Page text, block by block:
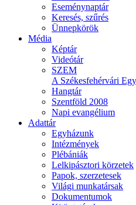
Eseménynaptár
Keresés, szűrés
Ünnepkörök
Média
Képtár
Videótár
SZEM
A Székesfehérvári
Hangtár
Szentföld 2008
Napi evangélium
Adattár
Egyházunk
Intézmények
Plébániák
Lelkipásztori körzetek
Papok, szerzetesek
Világi munkatársak
Dokumentumok